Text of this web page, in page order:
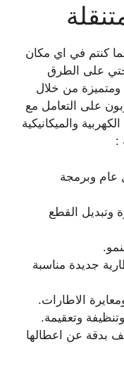
كنتم في اي مكان
على الطرق
ومتميزة من خلال
على التعامل مع
والميكانيكية
:
عام وبرمجة
وتبديل القطع
جديدة مناسبة
الاطارات.
وتعقيمة.
بدقة عن اعطالها